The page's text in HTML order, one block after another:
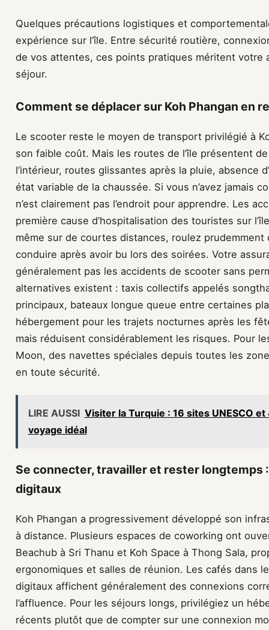
Quelques précautions logistiques et
expérience sur l’île. Entre sécurité routière,
de vos attentes, ces points pratiques méritent votre
séjour.
Comment se déplacer sur Koh Phangan en
Le scooter reste le moyen de transport privilégié à
son faible coût. Mais les routes de l’île présentent
l’intérieur, routes glissantes après la pluie, absence
état variable de la chaussée. Si vous n’avez jamais
n’est clairement pas l’endroit pour apprendre. Les
première cause d’hospitalisation des touristes sur
même sur de courtes distances, roulez
conduire après avoir bu lors des soirées. Votre
généralement pas les accidents de scooter sans
alternatives existent : taxis collectifs appelés
principaux, bateaux longue queue entre certaines
hébergement pour les trajets nocturnes après les
mais réduisent considérablement les risques. Pour
Moon, des navettes spéciales depuis toutes les
en toute sécurité.
LIRE AUSSI Visiter la Turquie : 16 sites UNESCO
voyage idéal
Se connecter, travailler et rester longtemps
digitaux
Koh Phangan a progressivement développé son
à distance. Plusieurs espaces de coworking ont
Beachub à Sri Thanu et Koh Space à Thong Sala,
ergonomiques et salles de réunion. Les cafés dans
digitaux affichent généralement des connexions
l’affluence. Pour les séjours longs, privilégiez un
récents plutôt que de compter sur une connexion